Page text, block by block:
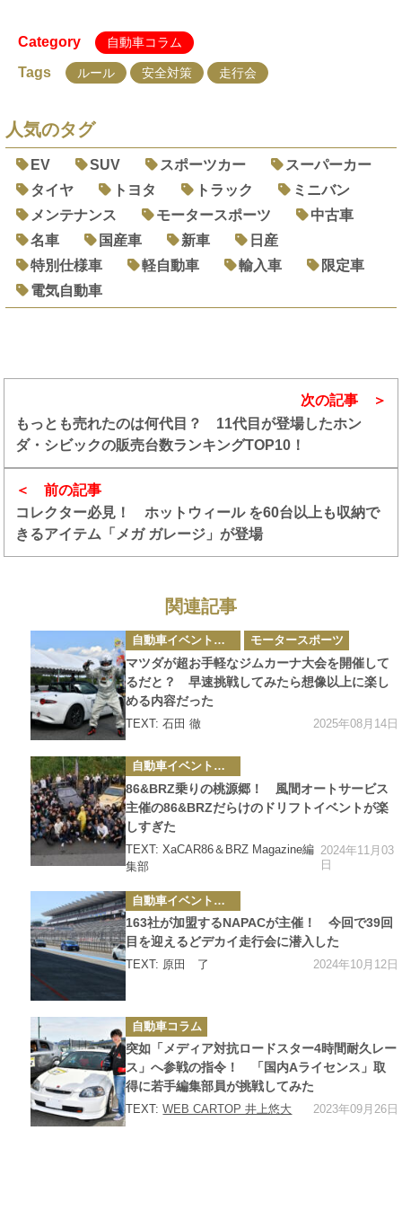
Category 自動車コラム
Tags ルール 安全対策 走行会
人気のタグ
EV SUV スポーツカー
スーパーカー
タイヤ
トヨタ トラック
ミニバン
メンテナンス
モータースポーツ
中古車
名車
国産車 新車
日産
特別仕様車
軽自動車 輸入車
限定車
電気自動車
前の記事
コレクター必見！ ホットウィール を60台以上も収納で
きるアイテム「メガ ガレージ」が登場
次の記事
もっとも売れたのは何代目？ 11代目が登場したホン
ダ・シビックの販売台数ランキングTOP10！
関連記事
カ
テ
ゴ
リ
ー
自動車イベント・カーイベント モータースポーツ
マツダが超お手軽なジムカーナ大会を開催して
るだと？ 早速挑戦してみたら想像以上に楽し
める内容だった
TEXT: 石田 徹 2025年08月14日
カ
テ
ゴ
リ
ー
自動車イベント・カーイベント
86&BRZ乗りの桃源郷！ 風間オートサービス
主催の86&BRZだらけのドリフトイベントが楽
しすぎた
TEXT: XaCAR86＆BRZ Magazine編
集部
2024年11月03
日
カ
テ
ゴ
リ
ー
自動車イベント・カーイベント
163社が加盟するNAPACが主催！ 今回で39回
目を迎えるどデカイ走行会に潜入した
TEXT: 原田 了 2024年10月12日
カ
テ
ゴ
リ
ー
自動車コラム
突如「メディア対抗ロードスター4時間耐久レー
ス」へ参戦の指令！ 「国内Aライセンス」取
得に若手編集部員が挑戦してみた
TEXT:WEB CARTOP 井上悠大 2023年09月26日